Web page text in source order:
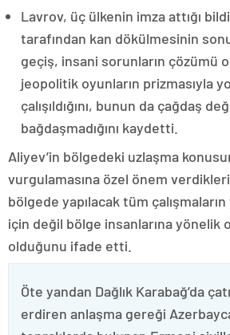
Lavrov, üç ülkenin imza attığı
tarafından kan dökülmesinin
geçiş, insani sorunların çözümü
jeopolitik oyunların prizmasıyla
çalışıldığını, bunun da çağdaş
bağdaşmadığını kaydetti.
Aliyev’in bölgedeki uzlaşma
vurgulamasına özel önem
bölgede yapılacak tüm çalışmaların
için değil bölge insanlarına yönelik
olduğunu ifade etti.
Öte yandan Dağlık Karabağ’da
erdiren anlaşma gereği